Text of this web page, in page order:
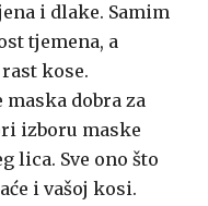
i dlake. Samim
tjemena, a
kose.
dobra za
izboru maske
lica. Sve ono što
i vašoj kosi.